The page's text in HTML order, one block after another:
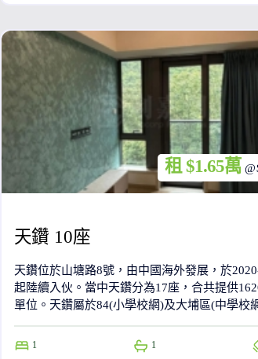
天鑽 10座
天鑽位於山塘路8號，由中國海外發展，於
起陸續入伙。當中天鑽分為17座，合共提供
單位。天鑽屬於84(小學校網)及大埔區(中學校
1 1
租 $1.65萬